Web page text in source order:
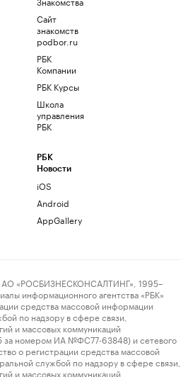
Сайт
знакомств
podbor.ru
РБК
Компании
РБК Курсы
Школа
управления
РБК
РБК
Новости
iOS
Android
AppGallery
«РОСБИЗНЕСКОНСАЛТИНГ», 1995–
информационного агентства «РБК»
средства массовой информации
по надзору в сфере связи,
и массовых коммуникаций
за номером ИА №ФС77-63848) и сетевого
о регистрации средства массовой
службой по надзору в сфере связи,
и массовых коммуникаций